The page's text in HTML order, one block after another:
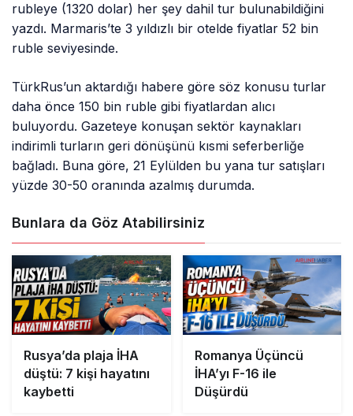
rubleye (1320 dolar) her şey dahil tur bulunabildiğini
yazdı. Marmaris’te 3 yıldızlı bir otelde fiyatlar 52 bin
ruble seviyesinde.
TürkRus’un aktardığı habere göre söz konusu turlar
daha önce 150 bin ruble gibi fiyatlardan alıcı
buluyordu. Gazeteye konuşan sektör kaynakları
indirimli turların geri dönüşünü kısmi seferberliğe
bağladı. Buna göre, 21 Eylülden bu yana tur satışları
yüzde 30-50 oranında azalmış durumda.
Bunlara da Göz Atabilirsiniz
Rusya’da plaja İHA
düştü: 7 kişi hayatını
kaybetti
Romanya Üçüncü
İHA’yı F-16 ile
Düşürdü